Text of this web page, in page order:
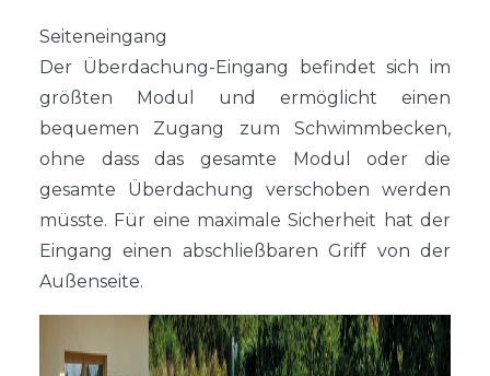
Seiteneingang
Der Überdachung-Eingang befindet sich im
größten Modul und ermöglicht einen
bequemen Zugang zum Schwimmbecken,
ohne dass das gesamte Modul oder die
gesamte Überdachung verschoben werden
müsste. Für eine maximale Sicherheit hat der
Eingang einen abschließbaren Griff von der
Außenseite.